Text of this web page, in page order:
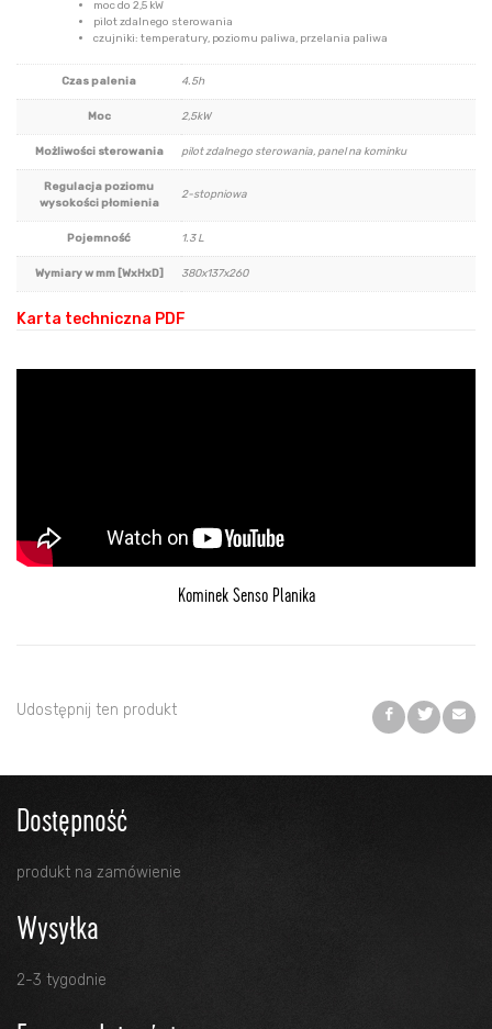
moc do 2,5 kW
pilot zdalnego sterowania
czujniki: temperatury, poziomu paliwa, przelania paliwa
Czas palenia 4.5h
Moc 2,5kW
Możliwości sterowania pilot zdalnego sterowania, panel na kominku
Regulacja poziomu
wysokości płomienia
2-stopniowa
Pojemność 1.3 L
Wymiary w mm [WxHxD] 380x137x260
Karta techniczna PDF
Kominek Senso Planika
Udostępnij ten produkt
Dostępność
produkt na zamówienie
Wysyłka
2-3 tygodnie